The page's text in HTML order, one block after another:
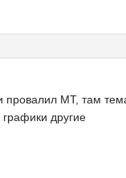
провалил МТ, там
другие